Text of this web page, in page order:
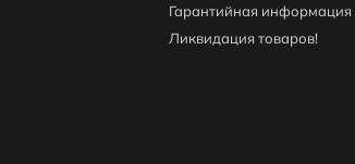
Гарантийная информация
Ликвидация товаров!